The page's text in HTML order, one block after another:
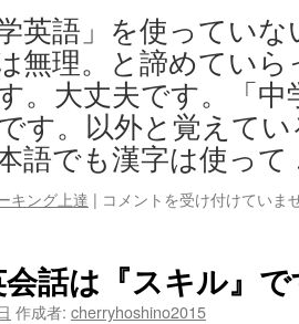
英語」を使ってい
無理。と諦めてい
。大丈夫です。「
す。以外と覚えて
語でも漢字は使っ
キング上達 | 大
「中
英
コメントを受け付けていま
話は『スキル』
作成者: cherryhoshino2015